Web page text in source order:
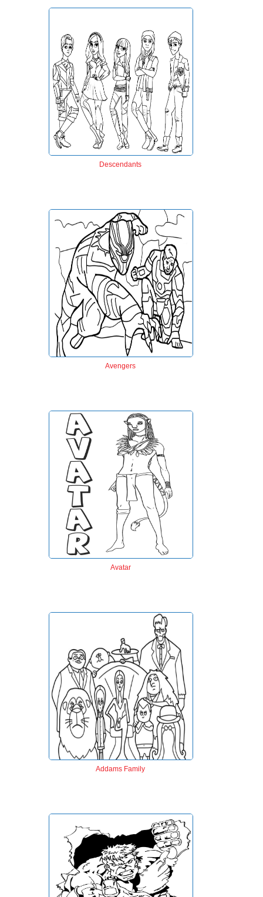
Descendants
Avengers
Avatar
Addams Family